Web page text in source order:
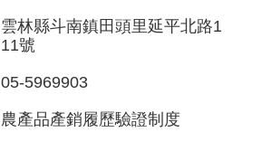
雲林縣斗南鎮田頭里延平北路1
11號
05-5969903
農產品產銷履歷驗證制度